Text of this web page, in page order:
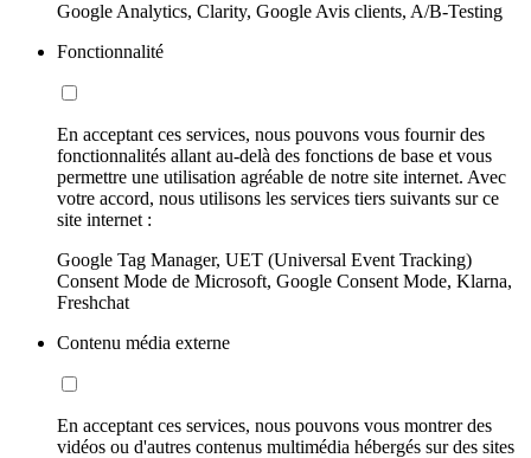
Google Analytics, Clarity, Google Avis clients, A/B-Testing
Fonctionnalité
En acceptant ces services, nous pouvons vous fournir des
fonctionnalités allant au-delà des fonctions de base et vous
permettre une utilisation agréable de notre site internet. Avec
votre accord, nous utilisons les services tiers suivants sur ce
site internet :
Google Tag Manager, UET (Universal Event Tracking)
Consent Mode de Microsoft, Google Consent Mode, Klarna,
Freshchat
Contenu média externe
En acceptant ces services, nous pouvons vous montrer des
vidéos ou d'autres contenus multimédia hébergés sur des sites